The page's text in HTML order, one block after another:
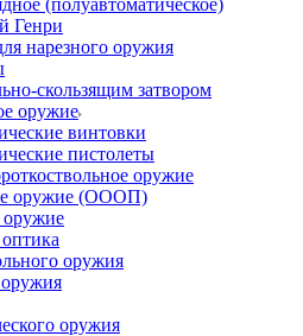
(полуавтоматическое)
Генри
нарезного оружия
скользящим затвором
оружие
винтовки
пистолеты
оружие
оружие (ОООП)
оружия
оружия
оружия